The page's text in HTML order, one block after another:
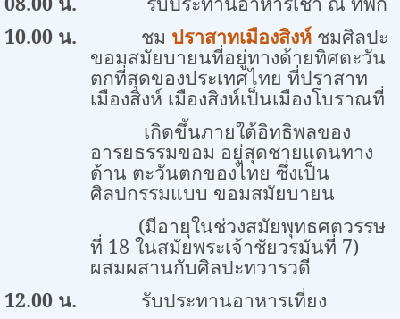
10.00น. ชม ปราสาทเมืองสิงห์ ชมศิลปะ
ขอมสมัยบายนที่อยู่ทางด้ายทิศตะวัน
ตกที่สุดของประเทศไทย ที่ปราสาท
เมืองสิงห์ เมืองสิงห์เป็นเมืองโบราณที่
เกิดขึ้นภายใต้อิทธิพลของ
อารยธรรมขอม อยู่สุดชายแดนทาง
ด้าน ตะวันตกของไทย ซึ่งเป็น
ศิลปกรรมแบบ ขอมสมัยบายน
(มีอายุในช่วงสมัยพุทธศตวรรษ
ที่ 18 ในสมัยพระเจ้าชัยวรมันที่ 7)
ผสมผสานกับศิลปะทวารวดี
12.00น.
รับประทานอาหารเที่ยง